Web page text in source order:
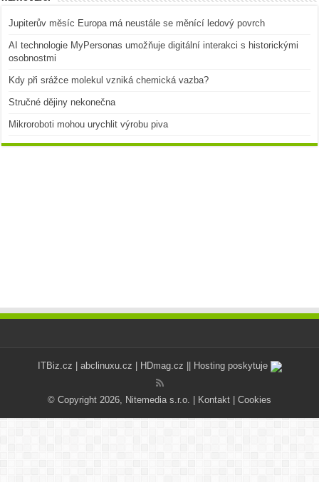
Jupiterův měsíc Europa má neustále se měnící ledový povrch
AI technologie MyPersonas umožňuje digitální interakci s historickými
osobnostmi
Kdy při srážce molekul vzniká chemická vazba?
Stručné dějiny nekonečna
Mikroroboti mohou urychlit výrobu piva
ITBiz.cz abclinuxu.cz HDmag.cz || Hosting poskytuje
© Copyright 2026, Nitemedia s.r.o. | Kontakt Cookies